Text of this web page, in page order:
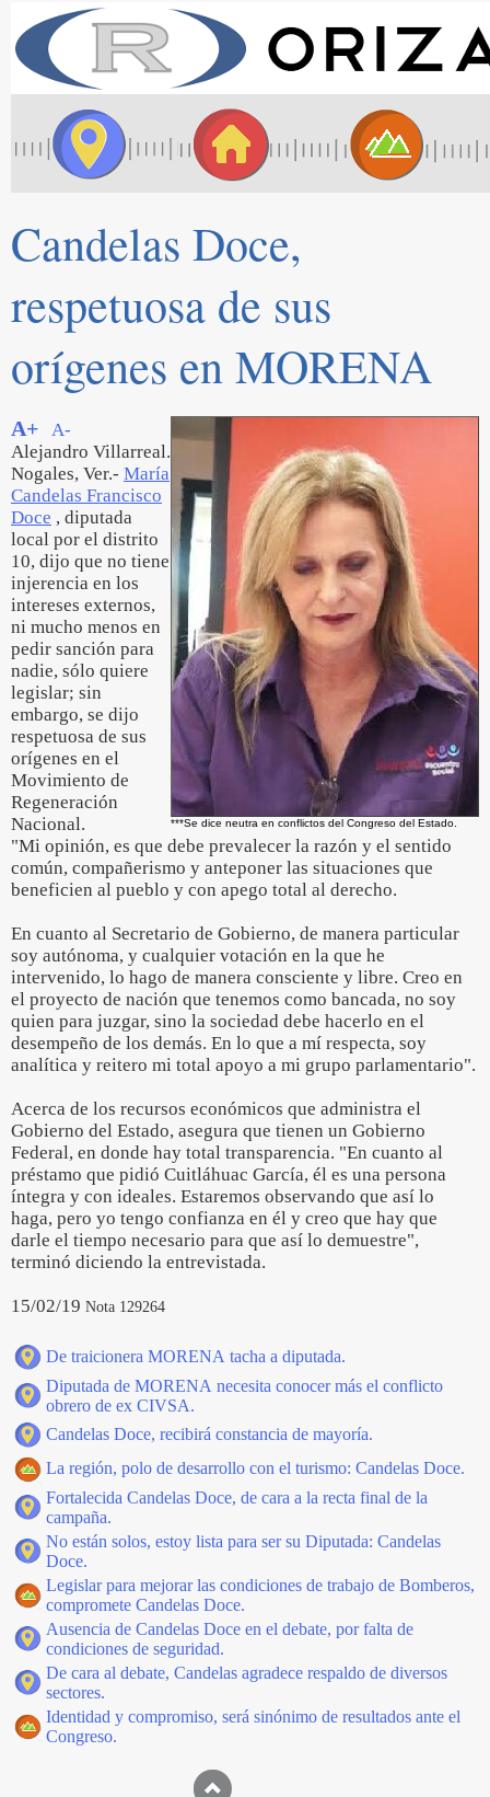
Candelas Doce,
respetuosa de sus
orígenes en MORENA
***Se dice neutra en conflictos del Congreso del Estado.
A+
A-
Alejandro Villarreal.
Nogales, Ver.- María
Candelas Francisco
Doce , diputada
local por el distrito
10, dijo que no tiene
injerencia en los
intereses externos,
ni mucho menos en
pedir sanción para
nadie, sólo quiere
legislar; sin
embargo, se dijo
respetuosa de sus
orígenes en el
Movimiento de
Regeneración
Nacional.
"Mi opinión, es que debe prevalecer la razón y el sentido
común, compañerismo y anteponer las situaciones que
beneficien al pueblo y con apego total al derecho.
En cuanto al Secretario de Gobierno, de manera particular
soy autónoma, y cualquier votación en la que he
intervenido, lo hago de manera consciente y libre. Creo en
el proyecto de nación que tenemos como bancada, no soy
quien para juzgar, sino la sociedad debe hacerlo en el
desempeño de los demás. En lo que a mí respecta, soy
analítica y reitero mi total apoyo a mi grupo parlamentario".
Acerca de los recursos económicos que administra el
Gobierno del Estado, asegura que tienen un Gobierno
Federal, en donde hay total transparencia. "En cuanto al
préstamo que pidió Cuitláhuac García, él es una persona
íntegra y con ideales. Estaremos observando que así lo
haga, pero yo tengo confianza en él y creo que hay que
darle el tiempo necesario para que así lo demuestre",
terminó diciendo la entrevistada.
15/02/19 Nota 129264
De traicionera MORENA tacha a diputada.
Diputada de MORENA necesita conocer más el conflicto
obrero de ex CIVSA.
Candelas Doce, recibirá constancia de mayoría.
La región, polo de desarrollo con el turismo: Candelas Doce.
Fortalecida Candelas Doce, de cara a la recta final de la
campaña.
No están solos, estoy lista para ser su Diputada: Candelas
Doce.
Legislar para mejorar las condiciones de trabajo de Bomberos,
compromete Candelas Doce.
Ausencia de Candelas Doce en el debate, por falta de
condiciones de seguridad.
De cara al debate, Candelas agradece respaldo de diversos
sectores.
Identidad y compromiso, será sinónimo de resultados ante el
Congreso.